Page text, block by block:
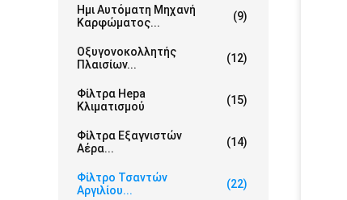
Ημι Αυτόματη Μηχανή
Καρφώματος...
(9)
Οξυγονοκολλητής
Πλαισίων...
(12)
Φίλτρα Hepa
Κλιματισμού
(15)
Φίλτρα Εξαγνιστών
Αέρα...
(14)
Φίλτρο Τσαντών
Αργιλίου...
(22)